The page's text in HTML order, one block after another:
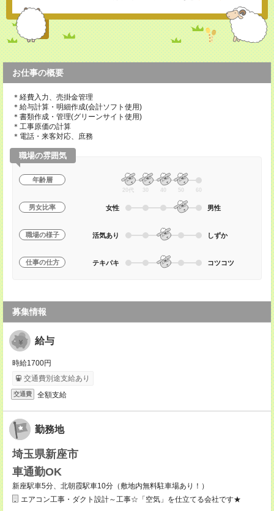
お仕事の概要
＊経費入力、売掛金管理
＊給与計算・明細作成(会計ソフト使用)
＊書類作成・管理(グリーンサイト使用)
＊工事原価の計算
＊電話・来客対応、庶務
職場の雰囲気
年齢層
20代 30 40 50 60
男女比率 女性 男性
職場の様子 活気あり しずか
仕事の仕方 テキパキ コツコツ
募集情報
給与
時給1700円
交通費別途支給あり
交通費 全額支給
勤務地
埼玉県新座市
車通勤OK
新座駅車5分、北朝霞駅車10分（敷地内無料駐車場あり！）
エアコン工事・ダクト設計～工事☆「空気」を仕立てる会社です★